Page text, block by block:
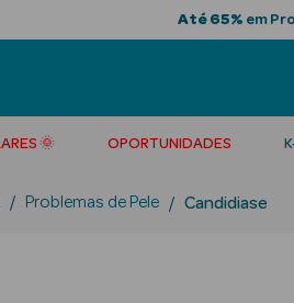
Até 65% em
🌞 OPORTUNIDADES
Problemas de Pele Candidiase